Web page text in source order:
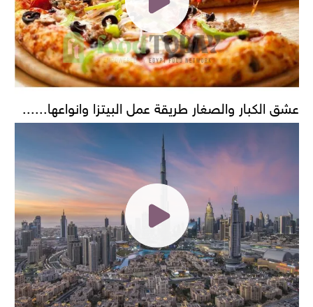
عشق الكبار والصغار طريقة عمل البيتزا وانواعها......